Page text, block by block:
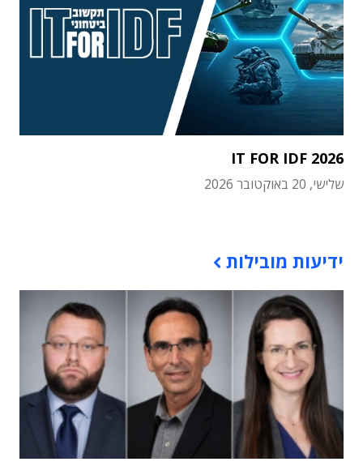
IT FOR IDF 2026
שלישי, 20 באוקטובר 2026
ידיעות מובילות